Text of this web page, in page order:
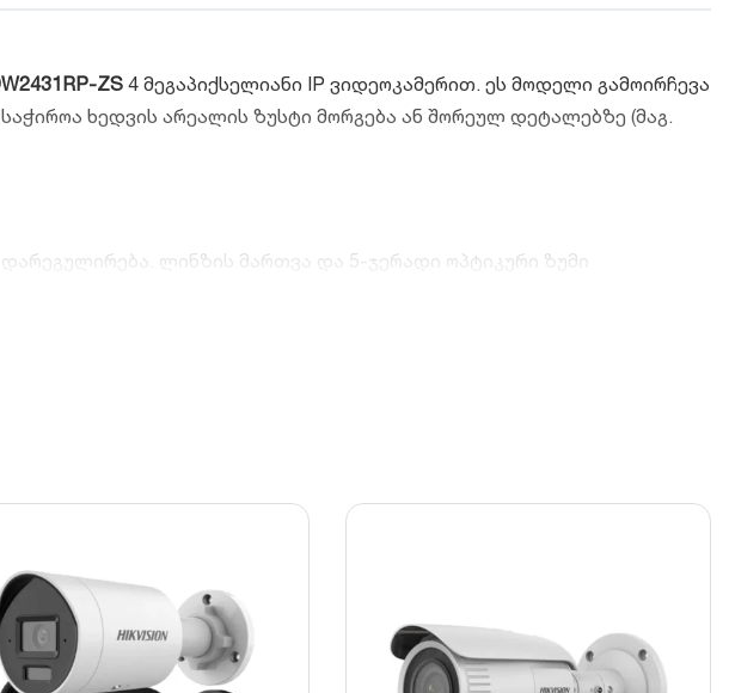
ZS 4 მეგაპიქსელიანი IP ვიდეოკამერით. ეს მოდელი გამოირჩევა
ხედვის არეალის ზუსტი მორგება ან შორეულ დეტალებზე (მაგ.
ლინზის მართვა და 5-ჯერადი ოპტიკური ზუმი
გამოსახულებას დაბალი განათების პირობებში და სრულყოფილად
წვიმის, თოვლისა და მტვრისგან. მუშაობს ექსტრემალურ